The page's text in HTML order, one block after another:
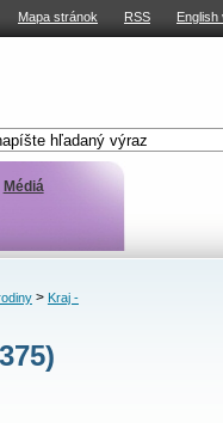
Mapa stránok RSS English
Médiá
> Kraj -